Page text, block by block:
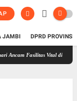
JAMBI DPRD
Vital di Pasir Panjang,